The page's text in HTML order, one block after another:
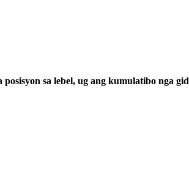
sa lebel, ug ang kumulatibo nga